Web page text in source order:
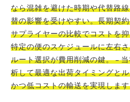
なら混雑を避けた時期や代替路
替の影響を受けやすい。長期契
サプライヤーの比較でコストを
特定の便のスケジュールに左右
ルート選択が費用削減の鍵。 –
析して最適な出荷タイミングと
かつ低コストの輸送を実現しま